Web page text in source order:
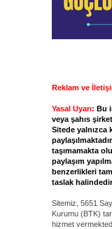
Reklam ve
Yasal Uyarı: Bu
veya şahıs
Sitede yalnızca
taşımamakta
paylaşım
benzerlikleri
taslak
Sitemiz, 5651
Kurumu (BTK)
hizmet